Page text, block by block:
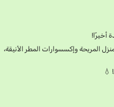
أخيرًا!
المريحة وإكسسوارات المطر الأنيقة،